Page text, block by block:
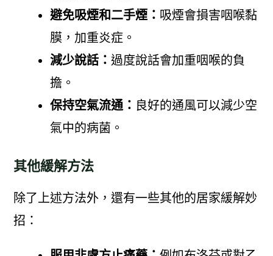
避免吸煙和二手煙： 吸煙會損害咽喉黏
膜，加重炎症。
減少說話： 過度說話會加重咽喉的負
擔。
保持空氣流通： 良好的通風可以減少空
氣中的病菌。
其他緩解方法
除了上述方法外，還有一些其他的居家緩解妙
招：